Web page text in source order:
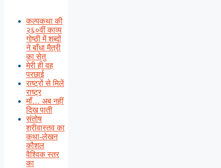
कल्पकथा की
२६०वीं काव्य
गोष्ठी में शब्दों
ने बाँधा मैत्री
का सेतु
मेरी ही वह
परछाई
राष्ट्रों से मिलें
राष्ट्र
माँ… अब नहीं
दिख पाती
संतोष
श्रीवास्तव का
कथा-लेखन
कौशल
वैश्विक स्तर
का